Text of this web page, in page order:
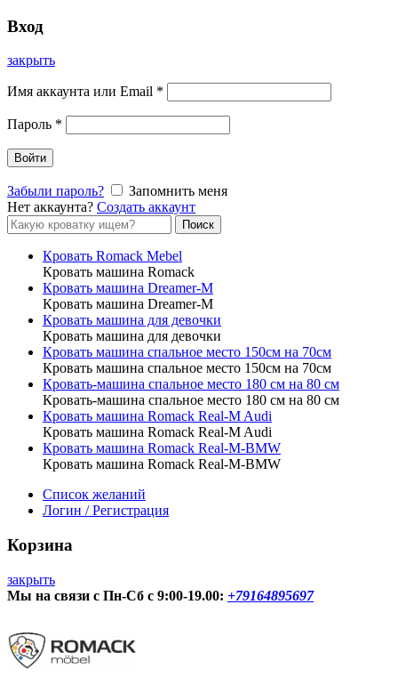
Вход
закрыть
Имя аккаунта или Email *
Пароль *
Войти
Забыли пароль?
Запомнить меня
Нет аккаунта? Создать аккаунт
Форма
поиска
Поиск
Кровать Romack Mebel
Кровать машина Romack
Кровать машина Dreamer-M
Кровать машина Dreamer-M
Кровать машина для девочки
Кровать машина для девочки
Кровать машина спальное место 150см на 70см
Кровать машина спальное место 150см на 70см
Кровать-машина спальное место 180 см на 80 см
Кровать-машина спальное место 180 см на 80 см
Кровать машина Romack Real-M Audi
Кровать машина Romack Real-M Audi
Кровать машина Romack Real-M-BMW
Кровать машина Romack Real-M-BMW
Список желаний
Логин / Регистрация
Корзина
закрыть
Мы на связи с Пн-Сб с 9:00-19.00: +79164895697
О нас
Контакты